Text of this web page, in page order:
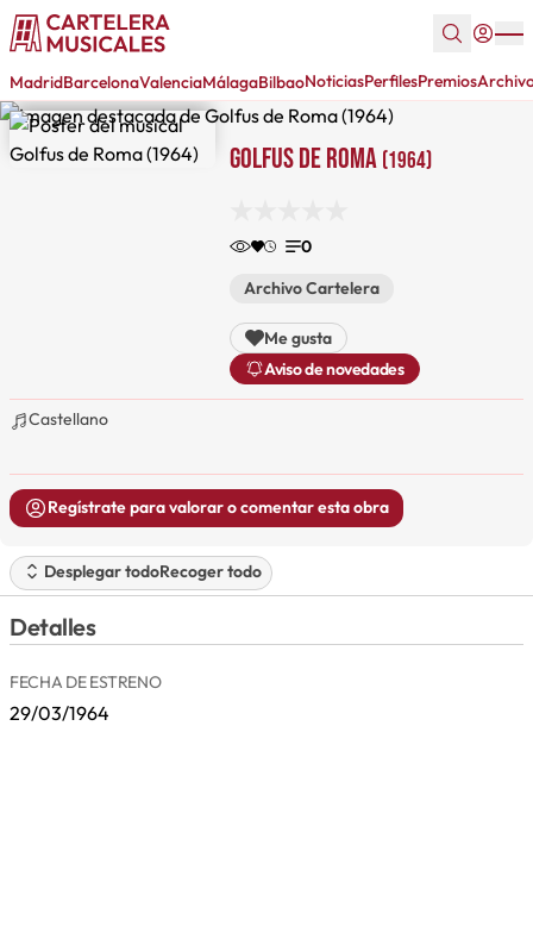
MadridBarcelonaValenciaMálagaBilbaoNoticiasPerfilesPremios
Golfus de Roma (1964)
0
Archivo Cartelera
Me gusta
Aviso de novedades
Castellano
Regístrate para valorar o comentar esta obra
Desplegar todoRecoger todo
Detalles
FECHA DE ESTRENO
29/03/1964